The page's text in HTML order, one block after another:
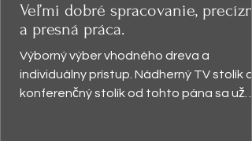
Veľmi dobré spracovanie, precízna
a presná práca.
Výborný výber vhodného dreva a
individuálny prístup. Nádherný TV stolík a
konferenčný stolík od tohto pána sa už